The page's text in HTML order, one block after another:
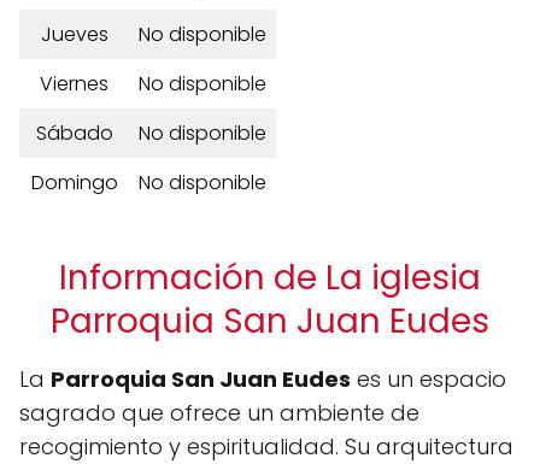
Jueves
No disponible
Viernes
No disponible
Sábado
No disponible
Domingo
No disponible
Información de La iglesia
Parroquia San Juan Eudes
La Parroquia San Juan Eudes es un espacio
sagrado que ofrece un ambiente de
recogimiento y espiritualidad. Su arquitectura